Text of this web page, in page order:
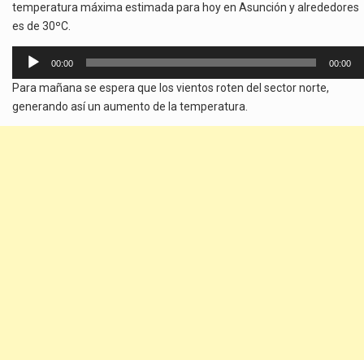
temperatura máxima estimada para hoy en Asunción y alrededores
es de 30ºC.
Reproductor
audio
00:00 00:00
Para mañana se espera que los vientos roten del sector norte,
generando así un aumento de la temperatura.